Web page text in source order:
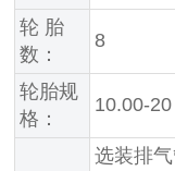
轮 胎
数：
8
轮胎规
格：
10.00-
选装排